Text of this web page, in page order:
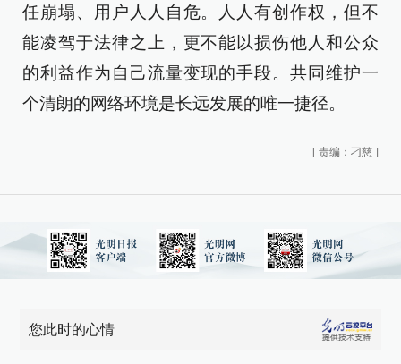
任崩塌、用户人人自危。人人有创作权，但不
能凌驾于法律之上，更不能以损伤他人和公众
的利益作为自己流量变现的手段。共同维护一
个清朗的网络环境是长远发展的唯一捷径。
[ 责编：刁慈 ]
您此时的心情